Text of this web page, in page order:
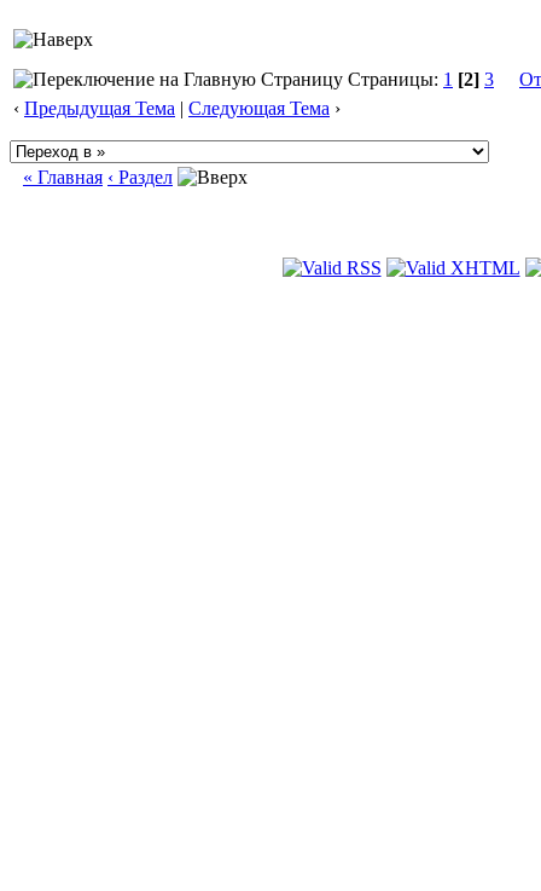
Страницы: 1 [2] 3
‹ Предыдущая Тема | Следующая Тема ›
« Главная ‹ Раздел